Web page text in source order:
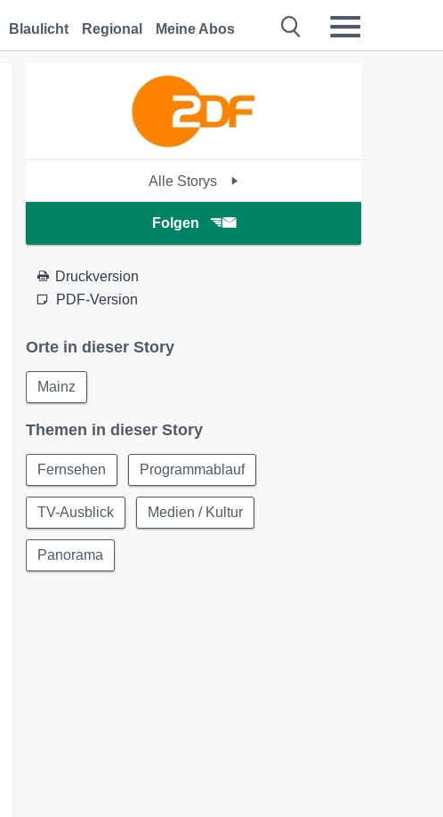
Blaulicht Regional Meine Abos
Alle Storys
Folgen
Druckversion
PDF-Version
Orte in dieser Story
Mainz
Themen in dieser Story
Fernsehen Programmablauf
TV-Ausblick Medien / Kultur
Panorama